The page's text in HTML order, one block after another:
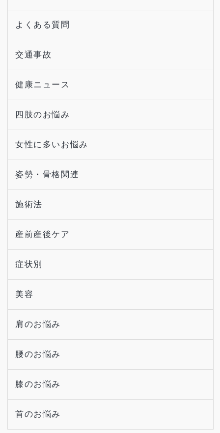
よくある質問
交通事故
健康ニュース
四肢のお悩み
女性に多いお悩み
姿勢・骨格関連
施術法
産前産後ケア
症状別
美容
肩のお悩み
腰のお悩み
膝のお悩み
首のお悩み